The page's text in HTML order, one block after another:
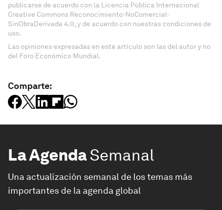
publicarse de acuerdo con la Licencia Pública Internacional
Creative Commons Reconocimiento-NoComercial-
SinObraDerivada 4.0, y de acuerdo con nuestras condiciones de
uso.
Las opiniones expresadas en este artículo son las del autor y no
del Foro Económico Mundial.
Comparte:
La AgendaSemanal
Una actualización semanal de los temas más
importantes de la agenda global